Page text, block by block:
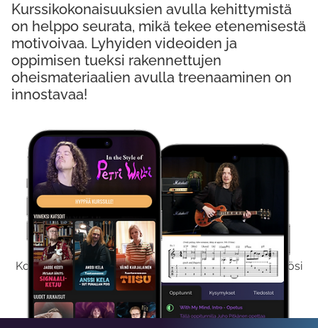
Kokeile Ilmaiseksi
Kokeilemalla ilmaiseksi saat koko sisältömme käyttöösi
viikon ajaksi.
Kurssikokonaisuuksien avulla kehittymistä
on helppo seurata, mikä tekee etenemisestä
motivoivaa. Lyhyiden videoiden ja
oppimisen tueksi rakennettujen
oheismateriaalien avulla treenaaminen on
innostavaa!